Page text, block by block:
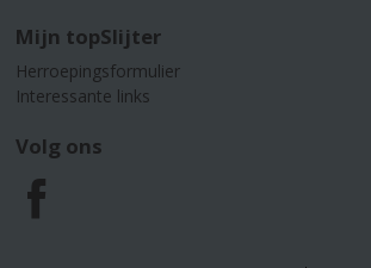
Mijn topSlijter
Herroepingsformulier
Interessante links
Volg ons
F